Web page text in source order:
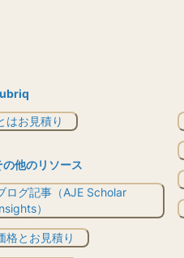
はお見積り
の他のリソース
ログ記事（AJE Scholar
）
格とお見積り